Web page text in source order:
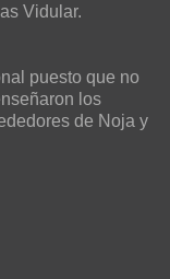
Vidular.
puesto que no
los
de Noja y